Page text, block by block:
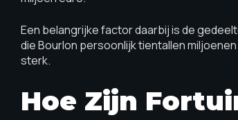
Een belangrijke factor daarbij is de
die Bourlon persoonlijk tientallen
sterk.
Hoe Zijn